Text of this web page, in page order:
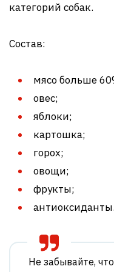
категорий собак.
Состав:
мясо больше
овес;
яблоки;
картошка;
горох;
овощи;
фрукты;
антиоксиданты.
Не забывайте,